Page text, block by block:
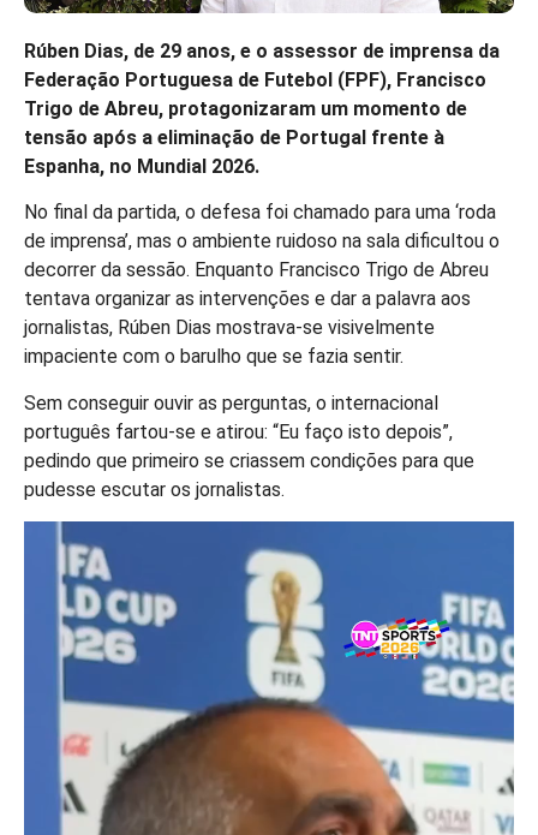
Rúben Dias, de 29 anos, e o assessor de imprensa da
Federação Portuguesa de Futebol (FPF), Francisco
Trigo de Abreu, protagonizaram um momento de
tensão após a eliminação de Portugal frente à
Espanha, no Mundial 2026.
No final da partida, o defesa foi chamado para uma ‘roda
de imprensa’, mas o ambiente ruidoso na sala dificultou o
decorrer da sessão. Enquanto Francisco Trigo de Abreu
tentava organizar as intervenções e dar a palavra aos
jornalistas, Rúben Dias mostrava-se visivelmente
impaciente com o barulho que se fazia sentir.
Sem conseguir ouvir as perguntas, o internacional
português fartou-se e atirou: “Eu faço isto depois”,
pedindo que primeiro se criassem condições para que
pudesse escutar os jornalistas.